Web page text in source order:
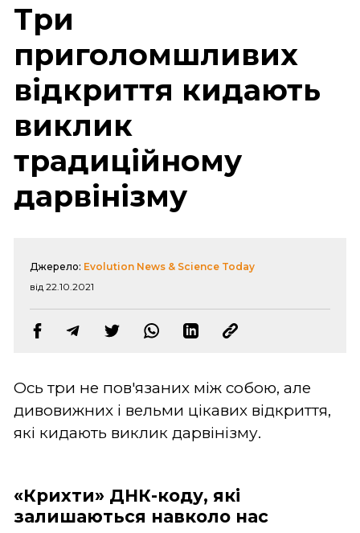
Три
приголомшливих
відкриття кидають
виклик
традиційному
дарвінізму
Джерело: Evolution News & Science Today
від 22.10.2021
Ось три не пов'язаних між собою, але
дивовижних і вельми цікавих відкриття,
які кидають виклик дарвінізму.
«Крихти» ДНК-коду, які
залишаються навколо нас